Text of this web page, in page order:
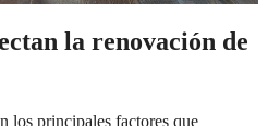
la renovación de
los principales factores que